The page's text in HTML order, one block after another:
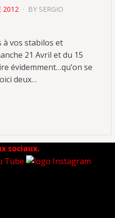
2012 BY SERGIO
à vos stabilos et
21 Avril et du 15
évidemment…qu’on se
deux…
sociaux.